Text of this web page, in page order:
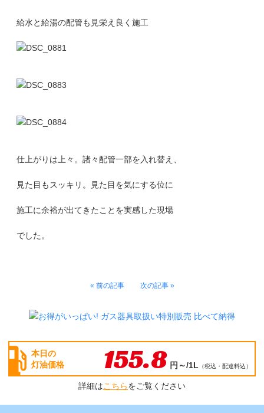
給水と給湯の配管も見栄え良く施工
仕上がりは上々。諸々配管一部を入れ替え、
見た目もスッキリ。見た目を気にする位に
施工に余裕が出てきたことを実感した現場
でした。
« 前の記事 次の記事 »
本日の
灯油価格
155.8 円～/1L （税込・配達料込）
詳細はこちらをご覧ください